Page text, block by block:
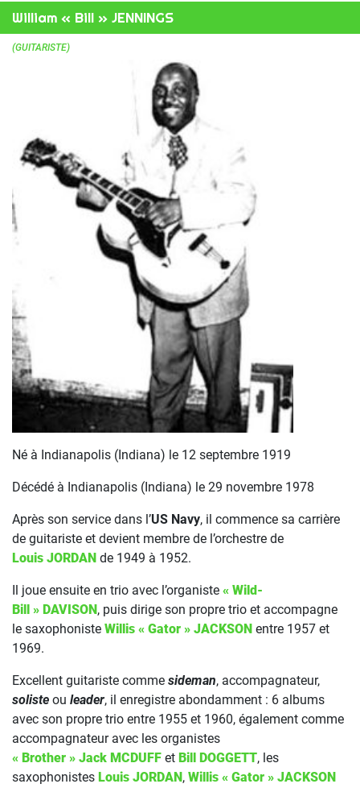
William « Bill » JENNINGS
(GUITARISTE)
Né à Indianapolis (Indiana) le 12 septembre 1919
Décédé à Indianapolis (Indiana) le 29 novembre 1978
Après son service dans l’US Navy, il commence sa carrière
de guitariste et devient membre de l’orchestre de
Louis JORDAN de 1949 à 1952.
Il joue ensuite en trio avec l’organiste « Wild-
Bill » DAVISON, puis dirige son propre trio et accompagne
le saxophoniste Willis « Gator » JACKSON entre 1957 et
1969.
Excellent guitariste comme sideman, accompagnateur,
soliste ou leader, il enregistre abondamment : 6 albums
avec son propre trio entre 1955 et 1960, également comme
accompagnateur avec les organistes
« Brother » Jack MCDUFF et Bill DOGGETT, les
saxophonistes Louis JORDAN, Willis « Gator » JACKSON